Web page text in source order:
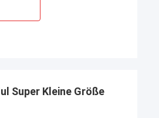
Super Kleine Größe